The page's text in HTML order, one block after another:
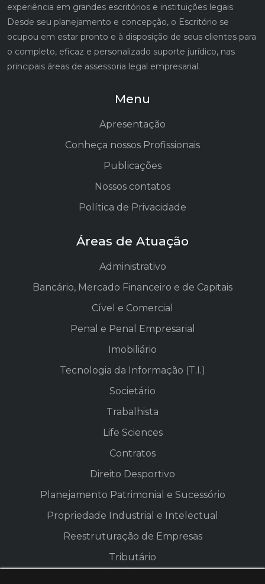
experiência em grandes escritórios e instituições legais.
Desde seu planejamento e concepção, o Escritório se
ocupou em estar pronto e à disposição de seus clientes para
o completo, eficaz e personalizado suporte jurídico, nas
principais áreas de assessoria legal empresarial.
Menu
Apresentação
Conheça nossos Profissionais
Publicações
Nossos contatos
Política de Privacidade
Áreas de Atuação
Administrativo
Bancário, Mercado Financeiro e de Capitais
Cível e Comercial
Penal e Penal Empresarial
Imobiliário
Tecnologia da Informação (T.I.)
Societário
Trabalhista
Life Sciences
Contratos
Direito Desportivo
Planejamento Patrimonial e Sucessório
Propriedade Industrial e Intelectual
Reestruturação de Empresas
Tributário